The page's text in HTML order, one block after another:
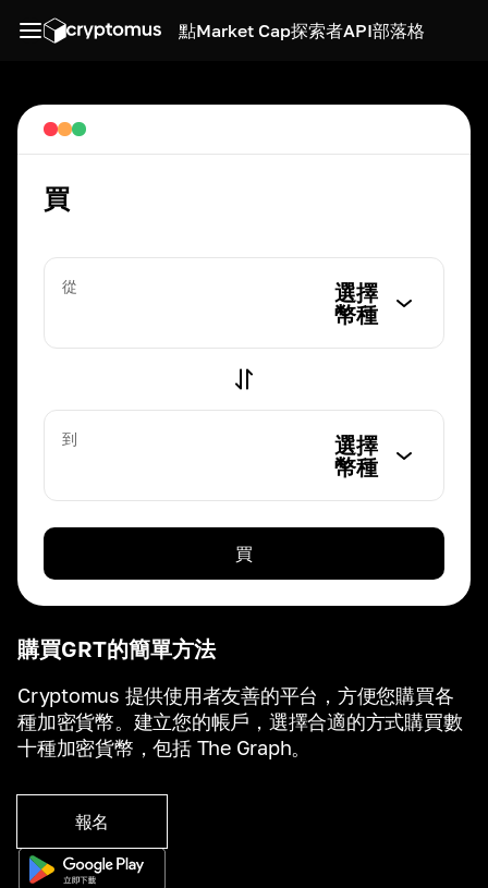
點Market Cap探索者API部落格
購買GRT的簡單方法
Cryptomus 提供使用者友善的平台，方便您購買各
種加密貨幣。建立您的帳戶，選擇合適的方式購買數
十種加密貨幣，包括 The Graph。
報名
買
從
選擇
幣種
到
選擇
幣種
買